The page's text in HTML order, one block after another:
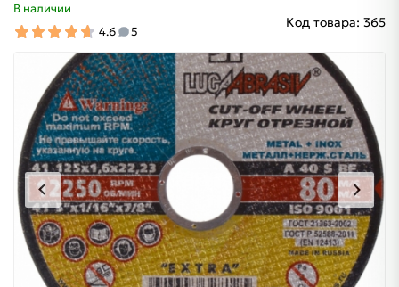
В наличии
4.6
5
Код товара: 365